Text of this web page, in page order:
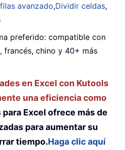
avanzado,Dividir celdas,
preferido: compatible con
francés, chino y 40+ más
en Excel con Kutools
una eficiencia como
para Excel ofrece más de
para aumentar su
tiempo.Haga clic aquí